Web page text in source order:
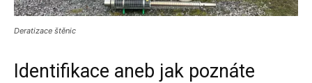
Deratizace štěnic
Identifikace aneb jak poznáte